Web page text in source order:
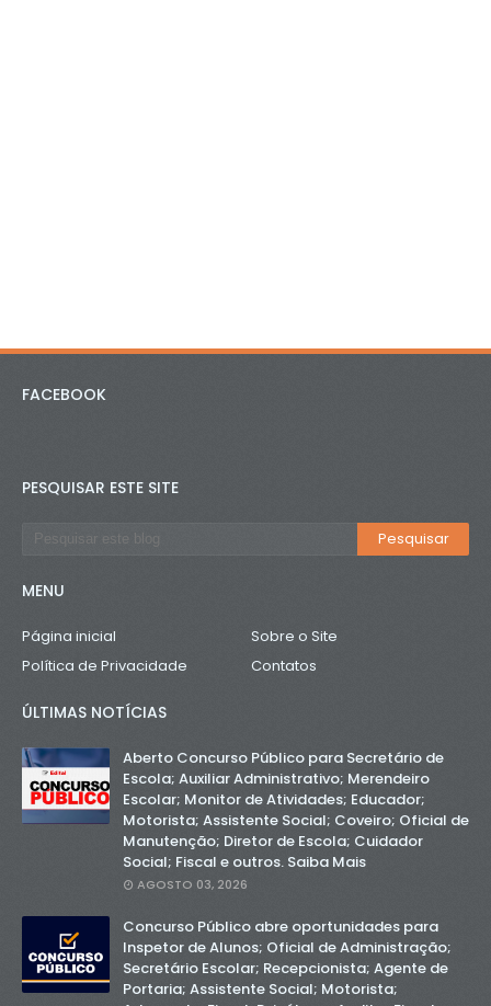
FACEBOOK
PESQUISAR ESTE SITE
MENU
Página inicial
Sobre o Site
Política de Privacidade
Contatos
ÚLTIMAS NOTÍCIAS
Aberto Concurso Público para Secretário de
Escola; Auxiliar Administrativo; Merendeiro
Escolar; Monitor de Atividades; Educador;
Motorista; Assistente Social; Coveiro; Oficial de
Manutenção; Diretor de Escola; Cuidador
Social; Fiscal e outros. Saiba Mais
AGOSTO 03, 2026
Concurso Público abre oportunidades para
Inspetor de Alunos; Oficial de Administração;
Secretário Escolar; Recepcionista; Agente de
Portaria; Assistente Social; Motorista;